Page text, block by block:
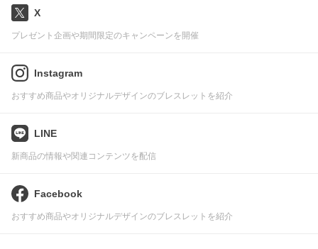
X
プレゼント企画や期間限定のキャンペーンを開催
Instagram
おすすめ商品やオリジナルデザインのブレスレットを紹介
LINE
新商品の情報や関連コンテンツを配信
Facebook
おすすめ商品やオリジナルデザインのブレスレットを紹介